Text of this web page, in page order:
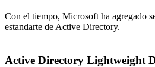
Con el tiempo, Microsoft ha agregado
estandarte de Active Directory.
Active Directory Lightweight